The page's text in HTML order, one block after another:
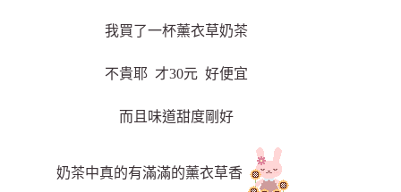
我買了一杯薰衣草奶茶
不貴耶 才30元 好便宜
而且味道甜度剛好
奶茶中真的有滿滿的薰衣草香